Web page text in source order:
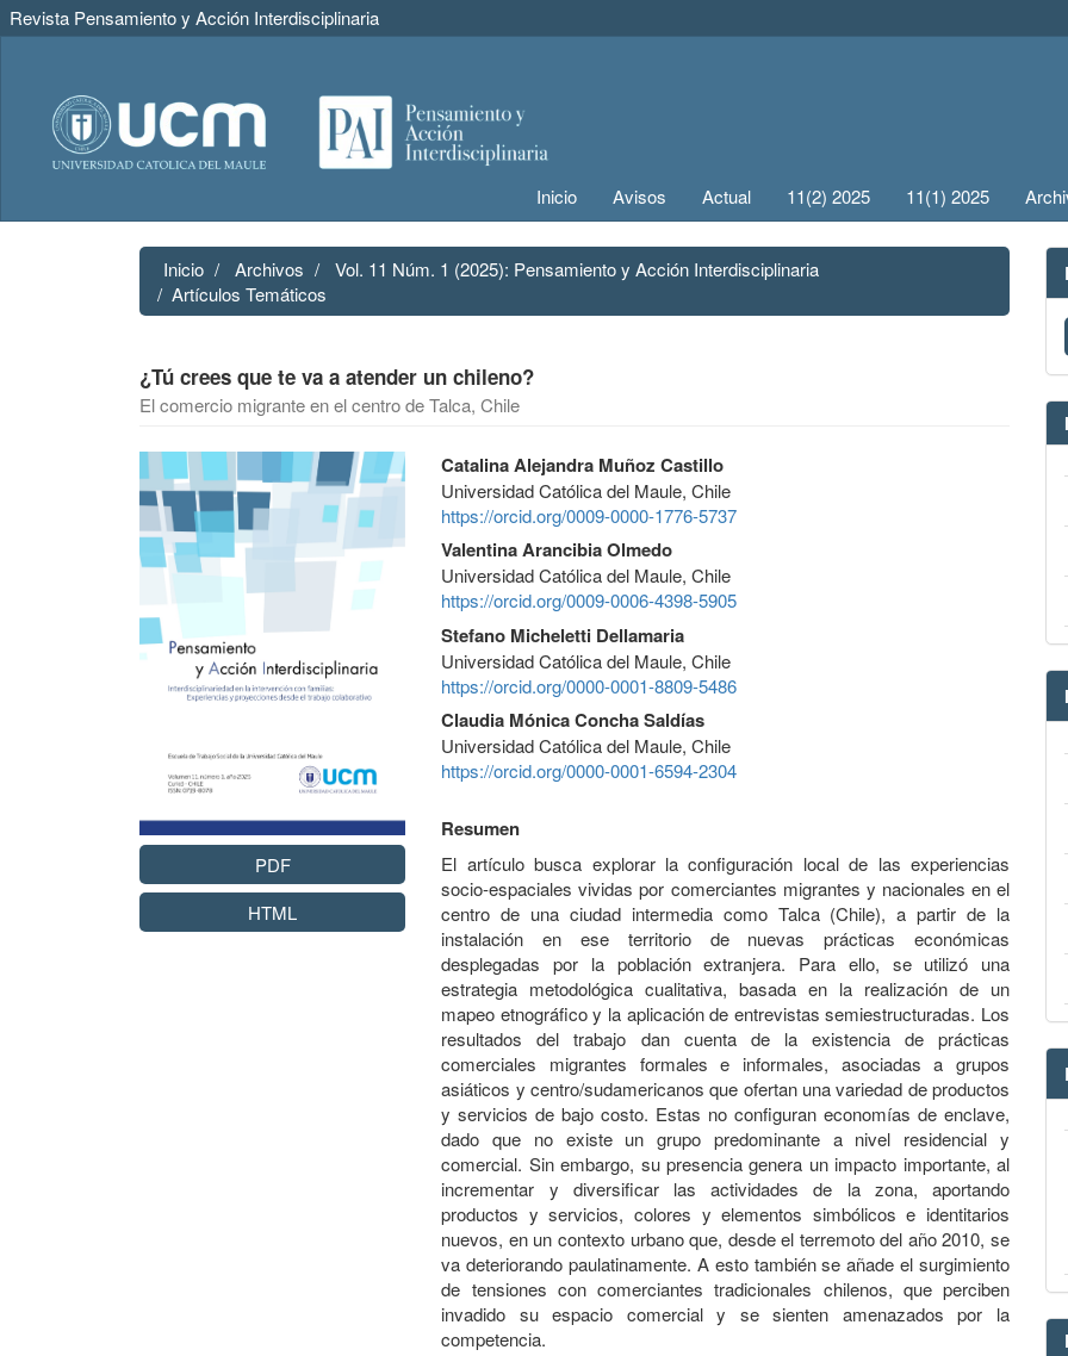
Revista Pensamiento y Acción Interdisciplinaria
Contenido
principal
Barra
lateral
Inicio Avisos Actual 11(2) 2025 11(1) 2025
Inicio Archivos
Vol. 11 Núm. 1 (2025): Pensamiento y Acción Interdisciplinaria
Artículos Temáticos
¿Tú crees que te va a atender un chileno?
El comercio migrante en el centro de Talca, Chile
Barra
lateral
del
artículo
PDF
HTML
Contenido
principal
del
artículo
Catalina Alejandra Muñoz Castillo
Universidad Católica del Maule, Chile
https://orcid.org/0009-0000-1776-5737
Valentina Arancibia Olmedo
Universidad Católica del Maule, Chile
https://orcid.org/0009-0006-4398-5905
Stefano Micheletti Dellamaria
Universidad Católica del Maule, Chile
https://orcid.org/0000-0001-8809-5486
Claudia Mónica Concha Saldías
Universidad Católica del Maule, Chile
https://orcid.org/0000-0001-6594-2304
Resumen
El artículo busca explorar la configuración local de las experiencias
socio-espaciales vividas por comerciantes migrantes y nacionales en el
centro de una ciudad intermedia como Talca (Chile), a partir de la
instalación en ese territorio de nuevas prácticas económicas
desplegadas por la población extranjera. Para ello, se utilizó una
estrategia metodológica cualitativa, basada en la realización de un
mapeo etnográfico y la aplicación de entrevistas semiestructuradas. Los
resultados del trabajo dan cuenta de la existencia de prácticas
comerciales migrantes formales e informales, asociadas a grupos
asiáticos y centro/sudamericanos que ofertan una variedad de productos
y servicios de bajo costo. Estas no configuran economías de enclave,
dado que no existe un grupo predominante a nivel residencial y
comercial. Sin embargo, su presencia genera un impacto importante, al
incrementar y diversificar las actividades de la zona, aportando
productos y servicios, colores y elementos simbólicos e identitarios
nuevos, en un contexto urbano que, desde el terremoto del año 2010, se
va deteriorando paulatinamente. A esto también se añade el surgimiento
de tensiones con comerciantes tradicionales chilenos, que perciben
invadido su espacio comercial y se sienten amenazados por la
competencia.